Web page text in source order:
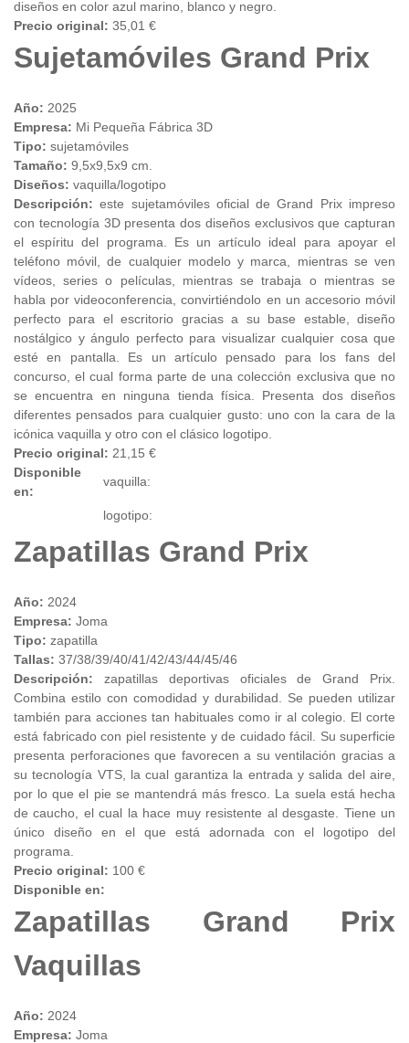
diseños en color azul marino, blanco y negro.
Precio original: 35,01 €
Sujetamóviles Grand Prix
Año: 2025
Empresa: Mi Pequeña Fábrica 3D
Tipo: sujetamóviles
Tamaño: 9,5x9,5x9 cm.
Diseños: vaquilla/logotipo
Descripción: este sujetamóviles oficial de Grand Prix impreso
con tecnología 3D presenta dos diseños exclusivos que capturan
el espíritu del programa. Es un artículo ideal para apoyar el
teléfono móvil, de cualquier modelo y marca, mientras se ven
vídeos, series o películas, mientras se trabaja o mientras se
habla por videoconferencia, convirtiéndolo en un accesorio móvil
perfecto para el escritorio gracias a su base estable, diseño
nostálgico y ángulo perfecto para visualizar cualquier cosa que
esté en pantalla. Es un artículo pensado para los fans del
concurso, el cual forma parte de una colección exclusiva que no
se encuentra en ninguna tienda física. Presenta dos diseños
diferentes pensados para cualquier gusto: uno con la cara de la
icónica vaquilla y otro con el clásico logotipo.
Precio original: 21,15 €
Disponible
en:
vaquilla:
logotipo:
Zapatillas Grand Prix
Año: 2024
Empresa: Joma
Tipo: zapatilla
Tallas: 37/38/39/40/41/42/43/44/45/46
Descripción: zapatillas deportivas oficiales de Grand Prix.
Combina estilo con comodidad y durabilidad. Se pueden utilizar
también para acciones tan habituales como ir al colegio. El corte
está fabricado con piel resistente y de cuidado fácil. Su superficie
presenta perforaciones que favorecen a su ventilación gracias a
su tecnología VTS, la cual garantiza la entrada y salida del aire,
por lo que el pie se mantendrá más fresco. La suela está hecha
de caucho, el cual la hace muy resistente al desgaste. Tiene un
único diseño en el que está adornada con el logotipo del
programa.
Precio original: 100 €
Disponible en:
Zapatillas Grand Prix
Vaquillas
Año: 2024
Empresa: Joma